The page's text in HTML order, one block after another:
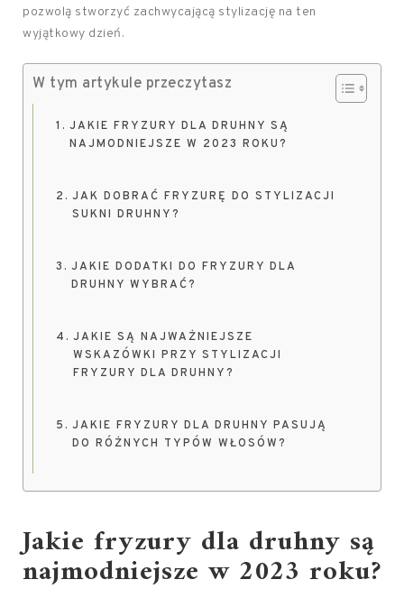
pozwolą stworzyć zachwycającą stylizację na ten
wyjątkowy dzień.
W tym artykule przeczytasz
JAKIE FRYZURY DLA DRUHNY SĄ
NAJMODNIEJSZE W 2023 ROKU?
JAK DOBRAĆ FRYZURĘ DO STYLIZACJI
SUKNI DRUHNY?
JAKIE DODATKI DO FRYZURY DLA
DRUHNY WYBRAĆ?
JAKIE SĄ NAJWAŻNIEJSZE
WSKAZÓWKI PRZY STYLIZACJI
FRYZURY DLA DRUHNY?
JAKIE FRYZURY DLA DRUHNY PASUJĄ
DO RÓŻNYCH TYPÓW WŁOSÓW?
Jakie fryzury dla druhny są
najmodniejsze w 2023 roku?